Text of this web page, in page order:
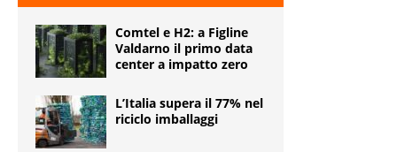
Comtel e H2: a Figline
Valdarno il primo data
center a impatto zero
L’Italia supera il 77% nel
riciclo imballaggi